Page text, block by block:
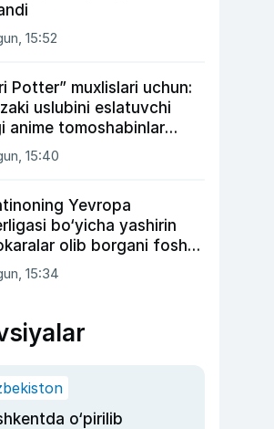
15:52
Potter” muxlislari uchun:
uslubini eslatuvchi
anime tomoshabinlar
qozonmoqda
15:40
Yevropa
bo‘yicha yashirin
olib borgani fosh
15:34
o‘pirilib